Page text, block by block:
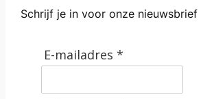
Schrijf je in voor onze nieuwsbrief
E-mailadres *